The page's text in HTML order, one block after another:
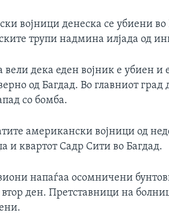
војници денеска се убиени во
трупи надмина илјада од
дека еден војник е убиен и
од Багдад. Во главниот
со бомба.
американски војници од
и квартот Садр Сити во Багдад.
напаѓаа осомничени
ден. Претставници на